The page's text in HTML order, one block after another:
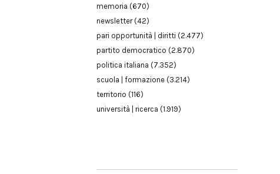
memoria (670)
newsletter(42)
pari opportunità | diritti (2.477)
partito democratico (2.870)
politica italiana (7.352)
scuola | formazione (3.214)
territorio (116)
università | ricerca (1.919)